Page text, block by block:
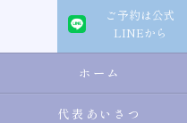
ご予約は公式
LINEから
ホーム
代表あいさつ